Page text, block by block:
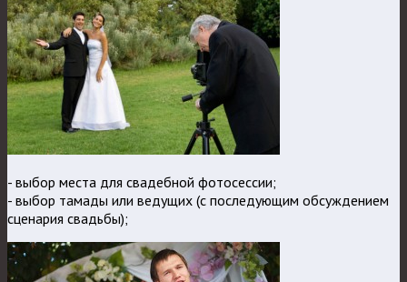
- выбор места для свадебной фотосессии;
- выбор тамады или ведущих (с последующим обсуждением
сценария свадьбы);